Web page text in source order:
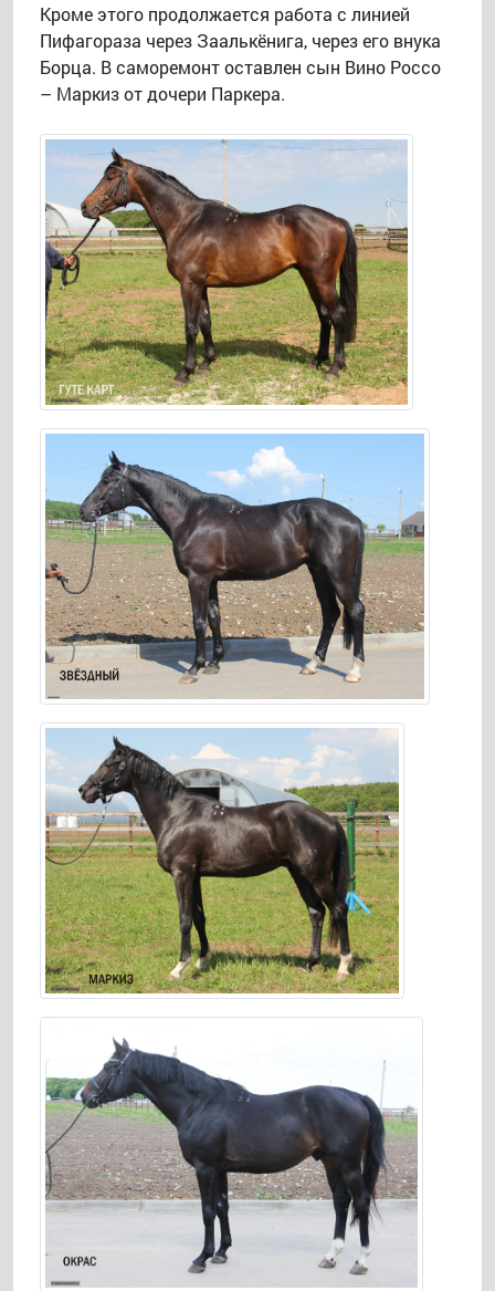
Кроме этого продолжается работа с линией
Пифагораза через Заалькёнига, через его внука
Борца. В саморемонт оставлен сын Вино Россо
– Маркиз от дочери Паркера.